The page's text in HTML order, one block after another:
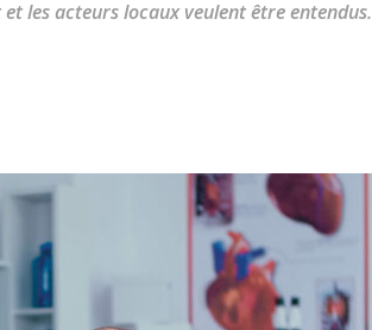
toute
locale
les acteurs locaux veulent être entendus.